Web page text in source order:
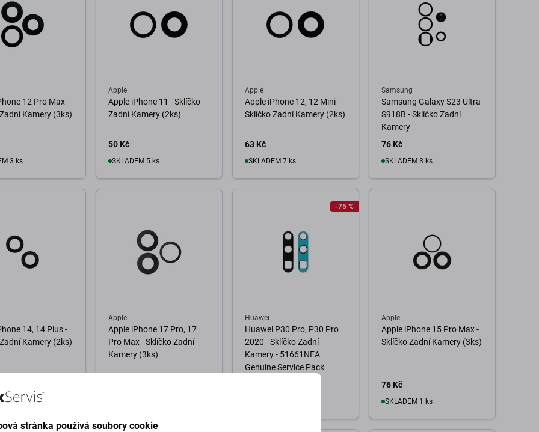
12 Pro Max -
Kamery (3ks)
3 ks
Apple
Apple iPhone 11 - Sklíčko
Zadní Kamery (2ks)
50 Kč
SKLADEM 5 ks
Apple
Apple iPhone 12, 12 Mini -
Sklíčko Zadní Kamery (2ks)
63 Kč
SKLADEM 7 ks
Samsung
Samsung Galaxy S23 Ultra
S918B - Sklíčko Zadní
Kamery
76 Kč
SKLADEM 3 ks
14, 14 Plus -
Kamery (2ks)
9 ks
Apple
Apple iPhone 17 Pro, 17
Pro Max - Sklíčko Zadní
Kamery (3ks)
-75 %
Huawei
Huawei P30 Pro, P30 Pro
2020 - Sklíčko Zadní
Kamery - 51661NEA
Genuine Service Pack
Apple
Apple iPhone 15 Pro Max -
Sklíčko Zadní Kamery (3ks)
76 Kč
SKLADEM 1 ks
stránka používá soubory cookie